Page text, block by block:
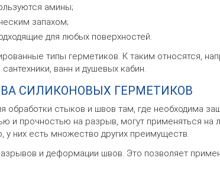
амины;
запахом;
для любых поверхностей.
типы герметиков. К таким относятся,
ванн и душевых кабин.
СИЛИКОНОВЫХ ГЕРМЕТИКОВ
стыков и швов там, где необходима
и прочностью на разрыв, могут применяться на
у них есть множество других преимуществ.
и деформации швов. Это позволяет